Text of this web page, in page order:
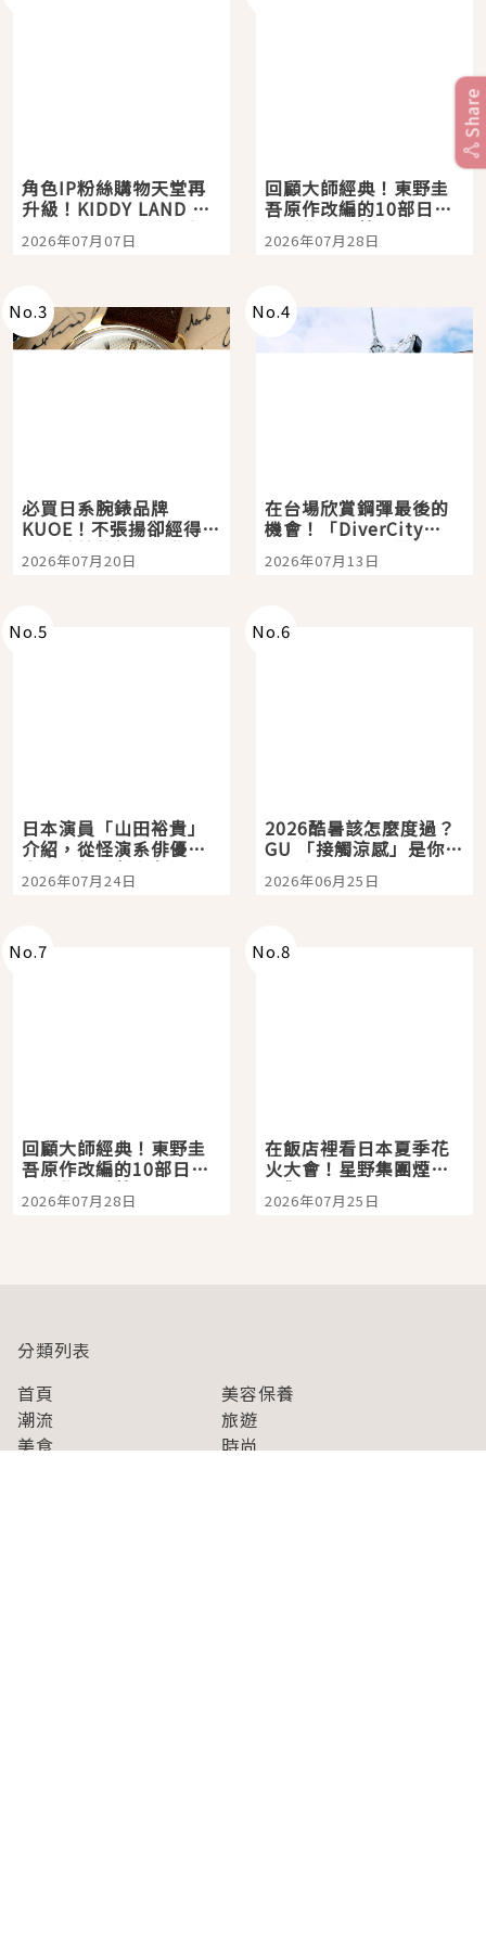
角色IP粉絲購物天堂再
升級！KIDDY LAND 原
宿店吉伊卡哇迎客，新
開幕 OMOKADO 店3分
2026年07月07日
回顧大師經典！東野圭
吾原作改編的10部日本
影視作品推薦
2026年07月28日
No.3
必買日系腕錶品牌
KUOE！不張揚卻經得起
時間洗鍊的經典之作五
選
2026年07月20日
No.4
在台場欣賞鋼彈最後的
機會！「DiverCity
Tokyo Plaza」搭船、
購物、美食及夜景，一
2026年07月13日
No.5
日本演員「山田裕貴」
介紹，從怪演系俳優走
向國民級日劇主角
2026年07月24日
No.6
2026酷暑該怎麼度過？
GU 「接觸涼感」是你的
夏日救星
2026年06月25日
No.7
回顧大師經典！東野圭
吾原作改編的10部日本
影視作品推薦
2026年07月28日
No.8
在飯店裡看日本夏季花
火大會！星野集團煙火
景觀飯店6選，讓你不用
人擠人悠閒欣賞
2026年07月25日
Share
分類列表
首頁
美容保養
潮流
旅遊
美食
時尚